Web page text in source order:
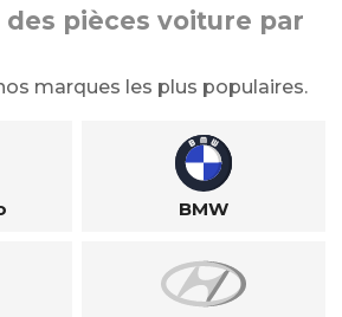
pièces voiture par
marques les plus populaires.
BMW